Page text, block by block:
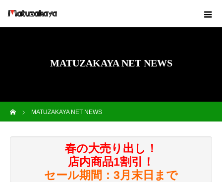
MATUZAKAYA NET NEWS
MATUZAKAYA NET NEWS
春の大売り出し！
店内商品1割引！
セール期間：3月末日まで